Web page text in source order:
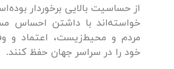
از حساسیت بالایی برخوردار
خواسته‌اند با داشتن احساس
مردم و محیط‌زیست، اعتماد و
خود را در سراسر جهان حفظ کنند.